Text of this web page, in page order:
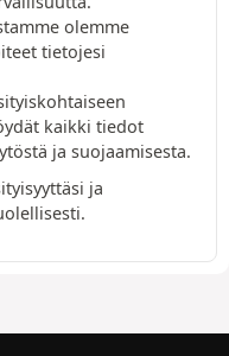
olemme
tietojesi
kaikki tiedot
ja suojaamisesta.
ja